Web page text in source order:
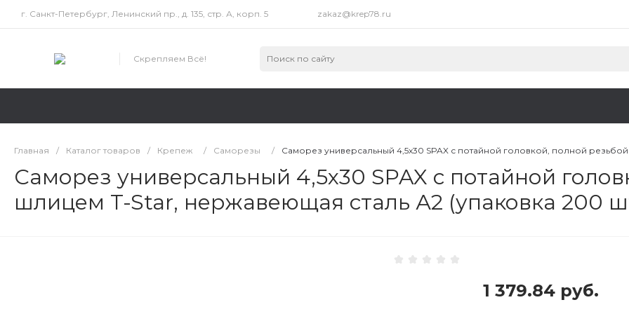
г. Санкт-Петербург, Ленинский пр., д. 135, стр. А, корп. 5 zakaz@krep78.ru
Скрепляем Всё!
Главная / Каталог товаров / Крепеж / Саморезы / Саморез универсальный 4,5х30 SPAX с потайной головкой, полной
Саморез универсальный 4,5х30 SPAX с потайной
шлицем T-Star, нержавеющая сталь А2 (упаковка 200
1 379.84 руб.